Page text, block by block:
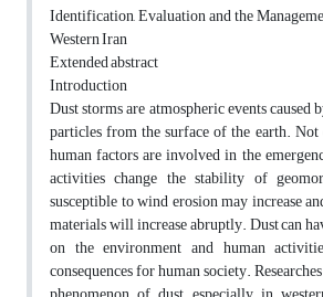
Identification, Evaluation and the
Western Iran
Extended abstract
Introduction
Dust storms are atmospheric events
particles from the surface of the earth.
human factors are involved in the
activities change the stability of
susceptible to wind erosion may increase
materials will increase abruptly. Dust can
on the environment and human
consequences for human society.